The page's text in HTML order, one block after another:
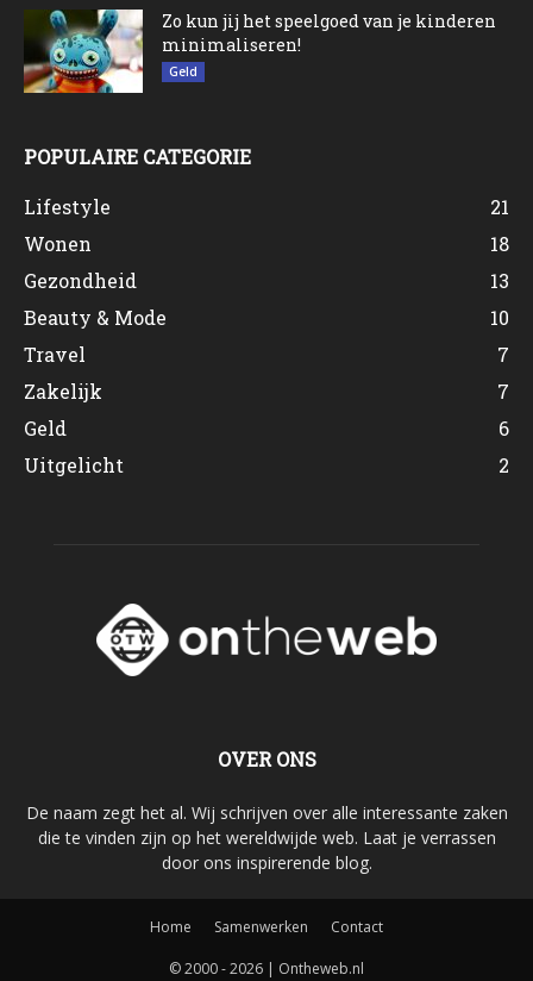
Zo kun jij het speelgoed van je kinderen
minimaliseren!
Geld
POPULAIRE CATEGORIE
Lifestyle
21
Wonen
18
Gezondheid
13
Beauty & Mode
10
Travel
7
Zakelijk
7
Geld
6
Uitgelicht
2
OVER ONS
De naam zegt het al. Wij schrijven over alle interessante zaken
die te vinden zijn op het wereldwijde web. Laat je verrassen
door ons inspirerende blog.
Home Samenwerken Contact
© 2000 - 2026 | Ontheweb.nl